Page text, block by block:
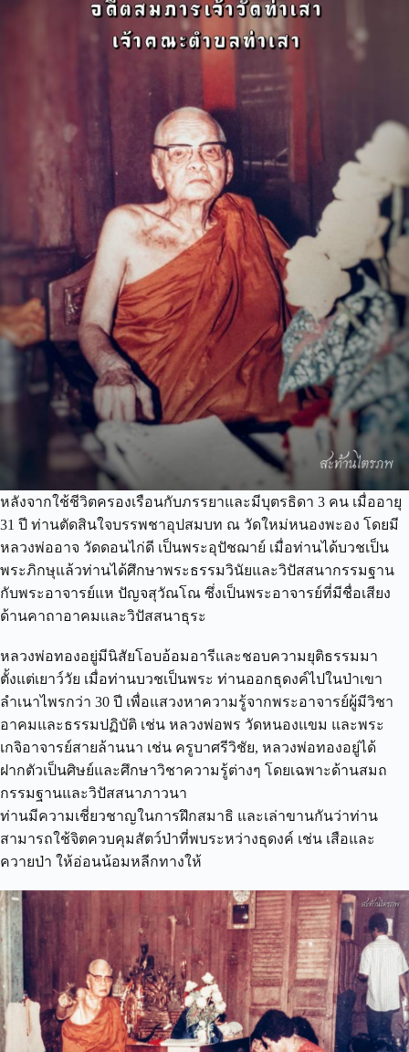
หลังจากใช้ชีวิตครองเรือนกับภรรยาและมีบุตรธิดา 3 คน เมื่ออายุ
31 ปี ท่านตัดสินใจบรรพชาอุปสมบท ณ วัดใหม่หนองพะอง โดยมี
หลวงพ่ออาจ วัดดอนไก่ดี เป็นพระอุปัชฌาย์ เมื่อท่านได้บวชเป็น
พระภิกษุแล้วท่านได้ศึกษาพระธรรมวินัยและวิปัสสนากรรมฐาน
กับพระอาจารย์แห ปัญจสุวัณโณ ซึ่งเป็นพระอาจารย์ที่มีชื่อเสียง
ด้านคาถาอาคมและวิปัสสนาธุระ
หลวงพ่อทองอยู่มีนิสัยโอบอ้อมอารีและชอบความยุติธรรมมา
ตั้งแต่เยาว์วัย เมื่อท่านบวชเป็นพระ ท่านออกธุดงค์ไปในป่าเขา
ลำเนาไพรกว่า 30 ปี เพื่อแสวงหาความรู้จากพระอาจารย์ผู้มีวิชา
อาคมและธรรมปฏิบัติ เช่น หลวงพ่อพร วัดหนองแขม และพระ
เกจิอาจารย์สายล้านนา เช่น ครูบาศรีวิชัย, หลวงพ่อทองอยู่ได้
ฝากตัวเป็นศิษย์และศึกษาวิชาความรู้ต่างๆ โดยเฉพาะด้านสมถ
กรรมฐานและวิปัสสนาภาวนา
ท่านมีความเชี่ยวชาญในการฝึกสมาธิ และเล่าขานกันว่าท่าน
สามารถใช้จิตควบคุมสัตว์ป่าที่พบระหว่างธุดงค์ เช่น เสือและ
ควายป่า ให้อ่อนน้อมหลีกทางให้